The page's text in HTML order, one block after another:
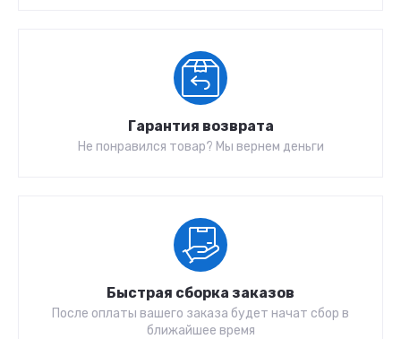
Гарантия возврата
Не понравился товар? Мы вернем деньги
Быстрая сборка заказов
После оплаты вашего заказа будет начат сбор в
ближайшее время